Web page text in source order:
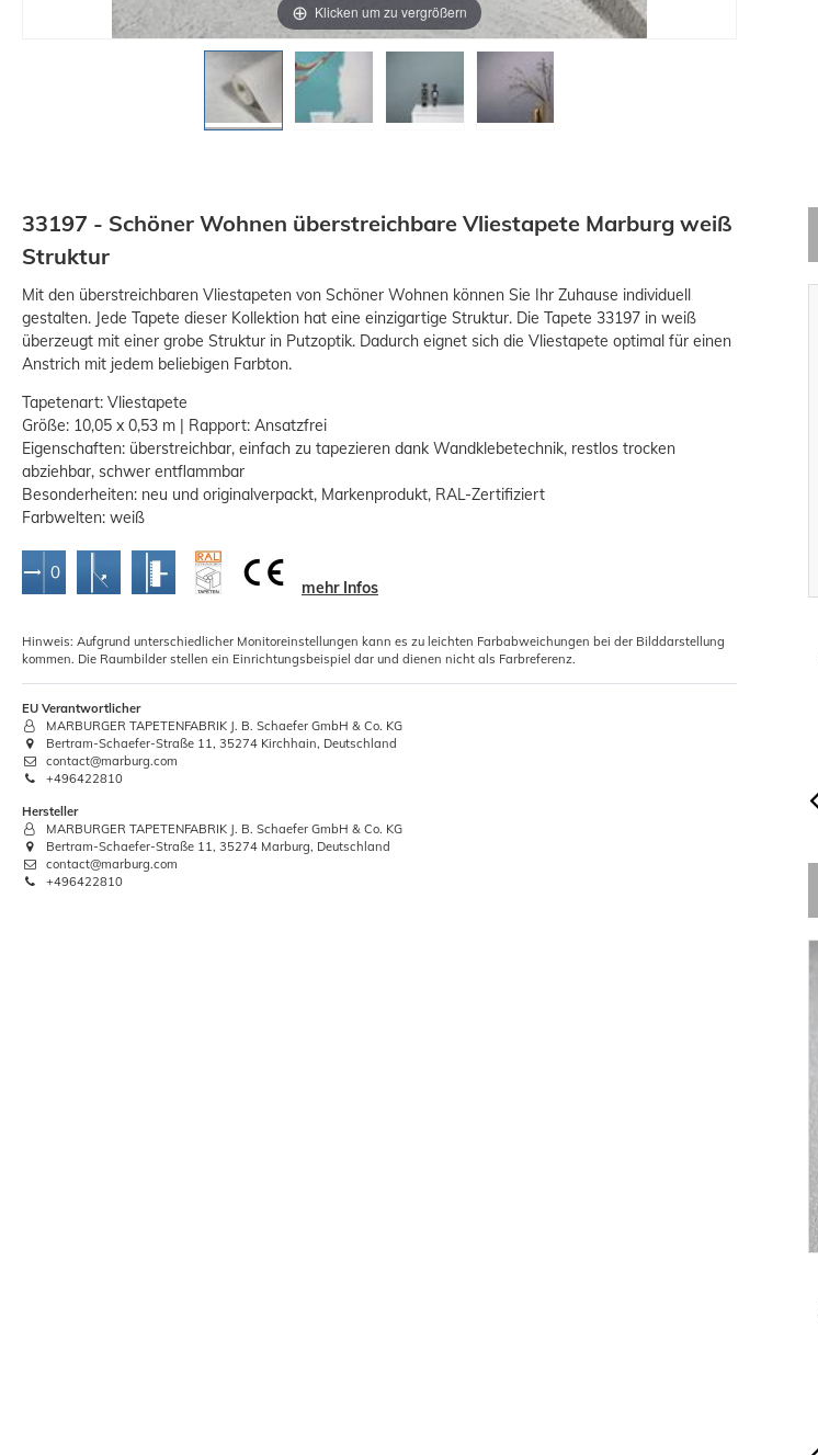
Klicken um zu vergrößern
33197 - Schöner Wohnen überstreichbare Vliestapete Marburg weiß
Struktur
Mit den überstreichbaren Vliestapeten von Schöner Wohnen können Sie Ihr Zuhause individuell
gestalten. Jede Tapete dieser Kollektion hat eine einzigartige Struktur. Die Tapete 33197 in weiß
überzeugt mit einer grobe Struktur in Putzoptik. Dadurch eignet sich die Vliestapete optimal für einen
Anstrich mit jedem beliebigen Farbton.
Tapetenart: Vliestapete
Größe: 10,05 x 0,53 m | Rapport: Ansatzfrei
Eigenschaften: überstreichbar, einfach zu tapezieren dank Wandklebetechnik, restlos trocken
abziehbar, schwer entflammbar
Besonderheiten: neu und originalverpackt, Markenprodukt, RAL-Zertifiziert
Farbwelten: weiß
mehr Infos
Hinweis: Aufgrund unterschiedlicher Monitoreinstellungen kann es zu leichten Farbabweichungen bei der Bilddarstellung
kommen. Die Raumbilder stellen ein Einrichtungsbeispiel dar und dienen nicht als Farbreferenz.
EU Verantwortlicher
MARBURGER TAPETENFABRIK J. B. Schaefer GmbH & Co. KG
Bertram-Schaefer-Straße 11, 35274 Kirchhain, Deutschland
contact@marburg.com
+496422810
Hersteller
MARBURGER TAPETENFABRIK J. B. Schaefer GmbH & Co. KG
Bertram-Schaefer-Straße 11, 35274 Marburg, Deutschland
contact@marburg.com
+496422810
5x Rollkleister Vliestapeten Instant
12,01 €
Grundpreis: 12,01 € / Kilogramm
Tiefgrund Wilckens 10l Innen Aussen